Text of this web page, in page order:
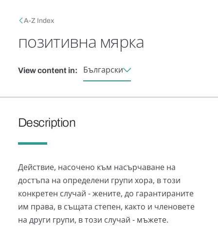
Breadcrumb
A-Z Index
позитивна мярка
View content in: Български
Description
Действие, насочено към насърчаване на
достъпа на определени групи хора, в този
конкретен случай - жените, до гарантираните
им права, в същата степен, както и членовете
на други групи, в този случай - мъжете.